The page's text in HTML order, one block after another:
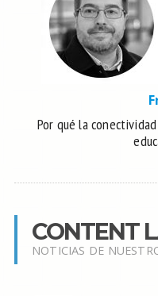
Por qué la
CONTENT
NOTICIAS DE